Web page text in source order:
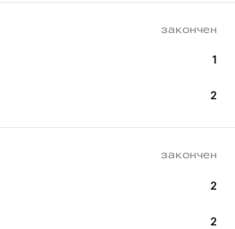
закончен
1
2
закончен
2
2